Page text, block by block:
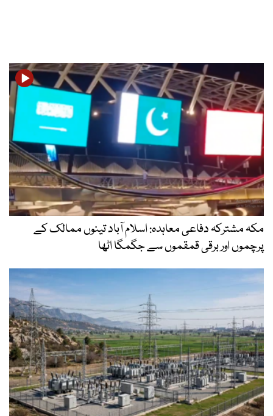
مکہ مشترکہ دفاعی معاہدہ: اسلام آباد تینوں ممالک کے
پرچموں اور برقی قمقموں سے جگمگا اٹھا